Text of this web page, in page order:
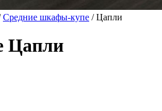
Средние шкафы-купе / Цапли
Цапли